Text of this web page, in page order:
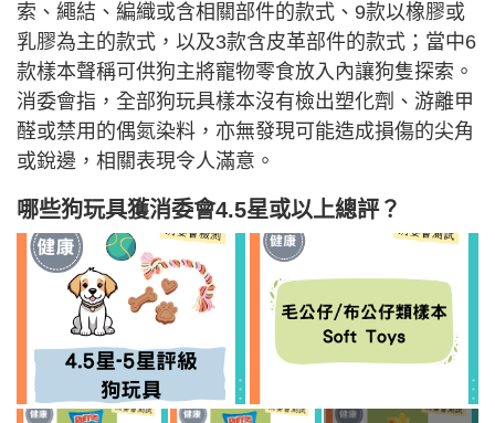
索、繩結、編織或含相關部件的款式、9款以橡膠或
乳膠為主的款式，以及3款含皮革部件的款式；當中6
款樣本聲稱可供狗主將寵物零食放入內讓狗隻探索。
消委會指，全部狗玩具樣本沒有檢出塑化劑、游離甲
醛或禁用的偶氮染料，亦無發現可能造成損傷的尖角
或銳邊，相關表現令人滿意。
哪些狗玩具獲消委會4.5星或以上總評？